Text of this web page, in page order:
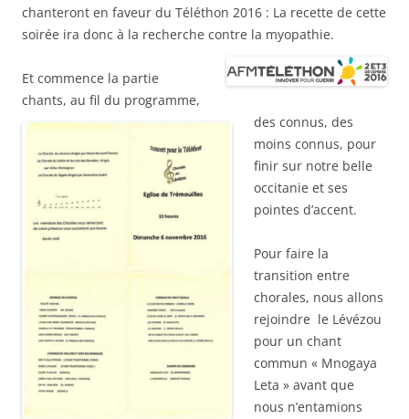
chanteront en faveur du Téléthon 2016 : La recette de cette
soirée ira donc à la recherche contre la myopathie.
Et commence la partie
chants, au fil du programme,
des connus, des
moins connus, pour
finir sur notre belle
occitanie et ses
pointes d’accent.
Pour faire la
transition entre
chorales, nous allons
rejoindre le Lévézou
pour un chant
commun « Mnogaya
Leta » avant que
nous n’entamions